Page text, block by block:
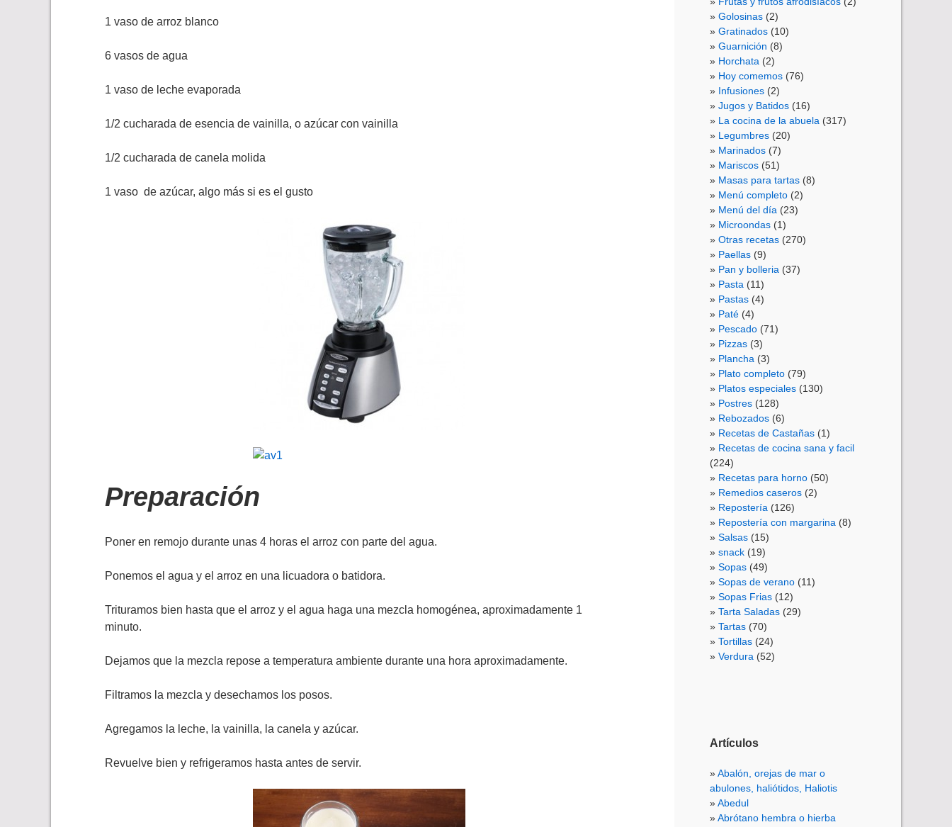
1 vaso de arroz blanco
6 vasos de agua
1 vaso de leche evaporada
1/2 cucharada de esencia de vainilla, o azúcar con vainilla
1/2 cucharada de canela molida
1 vaso de azúcar, algo más si es el gusto
Preparación
Poner en remojo durante unas 4 horas el arroz con parte del agua.
Ponemos el agua y el arroz en una licuadora o batidora.
Trituramos bien hasta que el arroz y el agua haga una mezcla homogénea, aproximadamente 1
minuto.
Dejamos que la mezcla repose a temperatura ambiente durante una hora aproximadamente.
Filtramos la mezcla y desechamos los posos.
Agregamos la leche, la vainilla, la canela y azúcar.
Revuelve bien y refrigeramos hasta antes de servir.
Golosinas (2)
Gratinados (10)
Guarnición (8)
Horchata (2)
Hoy comemos (76)
Infusiones (2)
Jugos y Batidos (16)
La cocina de la abuela (317)
Legumbres (20)
Marinados (7)
Mariscos (51)
Masas para tartas (8)
Menú completo (2)
Menú del día (23)
Microondas (1)
Otras recetas (270)
Paellas (9)
Pan y bolleria (37)
Pasta (11)
Pastas (4)
Paté (4)
Pescado (71)
Pizzas (3)
Plancha (3)
Plato completo (79)
Platos especiales (130)
Postres (128)
Rebozados (6)
Recetas de Castañas (1)
Recetas de cocina sana y facil
(224)
Recetas para horno (50)
Remedios caseros (2)
Repostería (126)
Repostería con margarina (8)
Salsas (15)
snack (19)
Sopas (49)
Sopas de verano (11)
Sopas Frias (12)
Tarta Saladas (29)
Tartas (70)
Tortillas (24)
Verdura (52)
Artículos
Abalón, orejas de mar o
abulones, haliótidos, Haliotis
Abedul
Abrótano hembra o hierba